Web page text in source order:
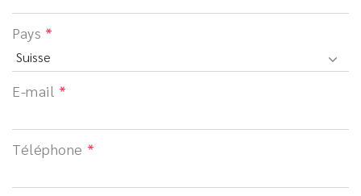
Pays
E-mail
Téléphone